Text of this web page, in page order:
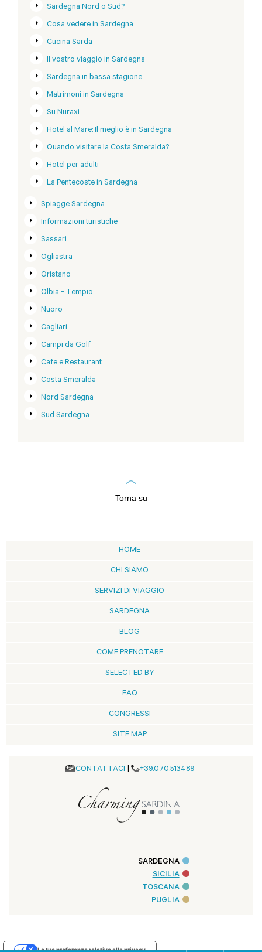
Sardegna Nord o Sud?
Cosa vedere in Sardegna
Cucina Sarda
Il vostro viaggio in Sardegna
Sardegna in bassa stagione
Matrimoni in Sardegna
Su Nuraxi
Hotel al Mare: Il meglio è in Sardegna
Quando visitare la Costa Smeralda?
Hotel per adulti
La Pentecoste in Sardegna
Spiagge Sardegna
Informazioni turistiche
Sassari
Ogliastra
Oristano
Olbia - Tempio
Nuoro
Cagliari
Campi da Golf
Cafe e Restaurant
Costa Smeralda
Nord Sardegna
Sud Sardegna
Torna su
HOME
CHI SIAMO
SERVIZI DI VIAGGIO
SARDEGNA
BLOG
COME PRENOTARE
SELECTED BY
FAQ
CONGRESSI
SITE MAP
CONTATTACI | +39.070.513489
SARDEGNA
SICILIA
TOSCANA
PUGLIA
Le tue preferenze relative alla privacy